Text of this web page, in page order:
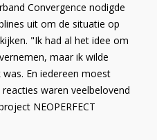
Convergence nodigde
uit om de situatie op
"Ik had al het idee om
maar ik wilde
En iedereen moest
waren veelbelovend
NEOPERFECT